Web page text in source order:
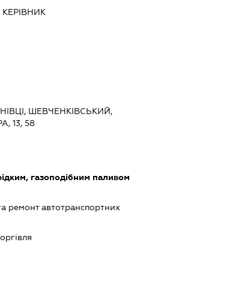
КЕРІВНИК
ШЕВЧЕНКІВСЬКИЙ,
13, 58
газоподібним паливом
ремонт автотранспортних